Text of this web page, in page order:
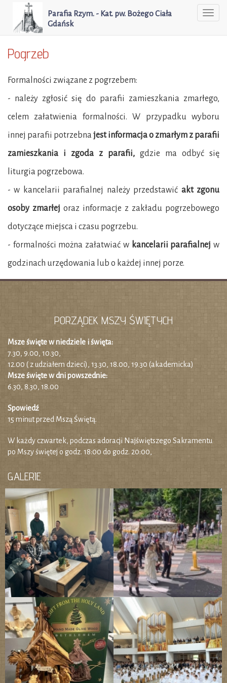
Parafia Rzym. - Kat. pw. Bożego Ciała
Gdańsk
Pogrzeb
Formalności związane z pogrzebem:
- należy zgłosić się do parafii zamieszkania zmarłego,
celem załatwienia formalności. W przypadku wyboru
innej parafii potrzebnajest informacja o zmarłym z parafii
zamieszkania i zgoda z parafii, gdzie ma odbyć się
liturgia pogrzebowa.
- w kancelarii parafialnej należy przedstawić akt zgonu
osoby zmarłej oraz informacje z zakładu pogrzebowego
dotyczące miejsca i czasu pogrzebu.
- formalności można załatwiać wkancelarii parafialnejw
godzinach urzędowania lub o każdej innej porze.
PORZĄDEK MSZY ŚWIĘTYCH
Msze święte w niedziele i święta:
7.30, 9.00, 10.30,
12.00 ( z udziałem dzieci), 13.30, 18.00, 19.30 (akademicka)
Msze święte w dni powszednie:
6.30, 8.30, 18.00
Spowiedź
15 minut przed Mszą Świętą.
W każdy czwartek, podczas adoracji Najświętszego Sakramentu
po Mszy świętej o godz. 18:00 do godz. 20:00,
GALERIE